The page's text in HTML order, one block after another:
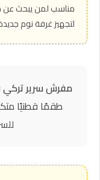
مناسب لمن يبحث عن
لتجهيز غرفة نوم
مفرش سرير تركي فاخر
طقمًا قطنيًا